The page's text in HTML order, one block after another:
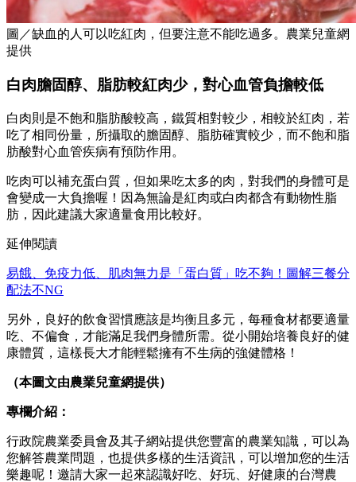
圖／缺血的人可以吃紅肉，但要注意不能吃過多。農業兒童網
提供
白肉膽固醇、脂肪較紅肉少，對心血管負擔較低
白肉則是不飽和脂肪酸較高，鐵質相對較少，相較於紅肉，若
吃了相同份量，所攝取的膽固醇、脂肪確實較少，而不飽和脂
肪酸對心血管疾病有預防作用。
吃肉可以補充蛋白質，但如果吃太多的肉，對我們的身體可是
會變成一大負擔喔！因為無論是紅肉或白肉都含有動物性脂
肪，因此建議大家適量食用比較好。
延伸閱讀
易餓、免疫力低、肌肉無力是「蛋白質」吃不夠！圖解三餐分
配法不NG
另外，良好的飲食習慣應該是均衡且多元，每種食材都要適量
吃、不偏食，才能滿足我們身體所需。從小開始培養良好的健
康體質，這樣長大才能輕鬆擁有不生病的強健體格！
（本圖文由農業兒童網提供）
專欄介紹：
行政院農業委員會及其子網站提供您豐富的農業知識，可以為
您解答農業問題，也提供多樣的生活資訊，可以增加您的生活
樂趣呢！邀請大家一起來認識好吃、好玩、好健康的台灣農